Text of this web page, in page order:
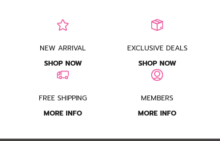
NEW ARRIVAL
SHOP NOW
EXCLUSIVE DEALS
SHOP NOW
FREE SHIPPING
MORE INFO
MEMBERS
MORE INFO